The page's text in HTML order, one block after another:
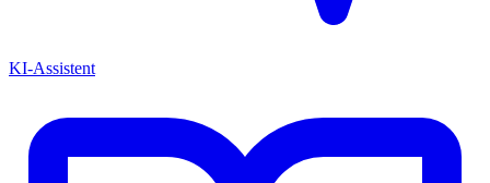
KI-Assistent